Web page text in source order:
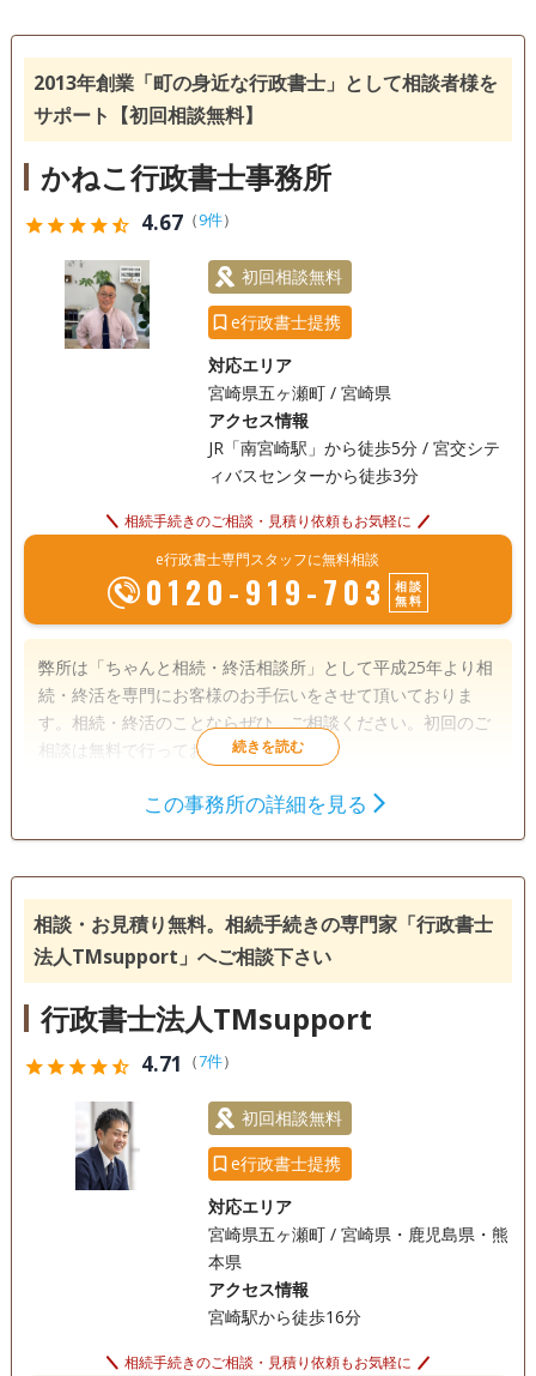
2013年創業「町の身近な行政書士」として相談者様を
サポート【初回相談無料】
かねこ行政書士事務所
starstarstarstarstar_half 4.67（9件）
初回相談無料
e行政書士提携
対応エリア
宮崎県五ヶ瀬町 / 宮崎県
アクセス情報
JR「南宮崎駅」から徒歩5分 / 宮交シテ
ィバスセンターから徒歩3分
相続手続きのご相談・見積り依頼もお気軽に
e行政書士専門スタッフに無料相談
0120-919-703
相談
無料
弊所は「ちゃんと相続・終活相談所」として平成25年より相
続・終活を専門にお客様のお手伝いをさせて頂いておりま
す。相続・終活のことならぜひ、ご相談ください。初回のご
相談は無料で行っております。
遺産分割
銀行手続き
戸籍収集 相続人調査
電話相談可 訪問可 土日相談可 初回相談無料
18時以降相談可 オンライン面談可
この事務所の詳細を見る
相談・お見積り無料。相続手続きの専門家「行政書士
法人TMsupport」へご相談下さい
行政書士法人TMsupport
starstarstarstarstar_half 4.71 （7件）
初回相談無料
e行政書士提携
対応エリア
宮崎県五ヶ瀬町 / 宮崎県・鹿児島県・熊
本県
アクセス情報
宮崎駅から徒歩16分
相続手続きのご相談・見積り依頼もお気軽に